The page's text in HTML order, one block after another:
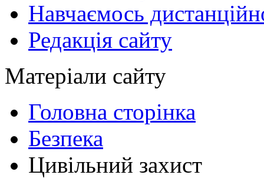
Навчаємось
Редакція сайту
Матеріали сайту
Головна сторінка
Безпека
Цивільний захист